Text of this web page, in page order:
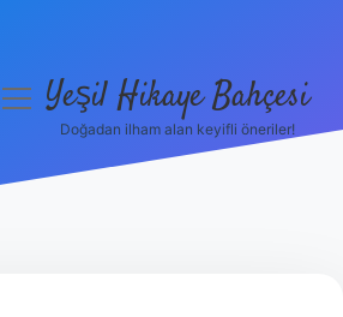
menüyüYeşil Hikaye Bahçesi
Doğadan ilham alan keyifli öneriler!